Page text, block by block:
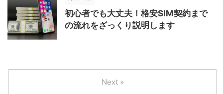
初心者でも大丈夫！格安SIM契約まで
の流れをざっくり説明します
Next »